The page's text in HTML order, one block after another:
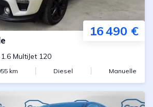
16 490 €
1.6 MultiJet 120
km Diesel Manuelle